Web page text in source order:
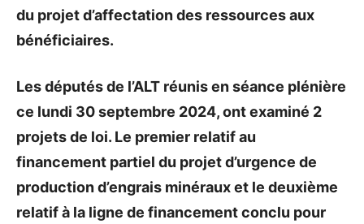
du projet d’affectation des ressources aux
bénéficiaires.
Les députés de l’ALT réunis en séance plénière
ce lundi 30 septembre 2024, ont examiné 2
projets de loi. Le premier relatif au
financement partiel du projet d’urgence de
production d’engrais minéraux et le deuxième
relatif à la ligne de financement conclu pour